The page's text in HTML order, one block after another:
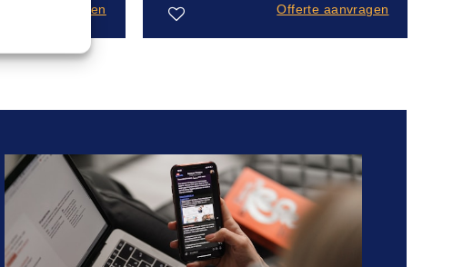
Offerte aanvragen Offerte aanvragen